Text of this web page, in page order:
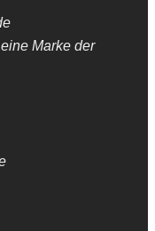
Marke der